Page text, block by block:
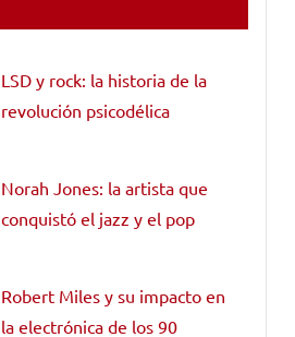
LSD y rock: la historia de la
revolución psicodélica
Norah Jones: la artista que
conquistó el jazz y el pop
Robert Miles y su impacto en
la electrónica de los 90